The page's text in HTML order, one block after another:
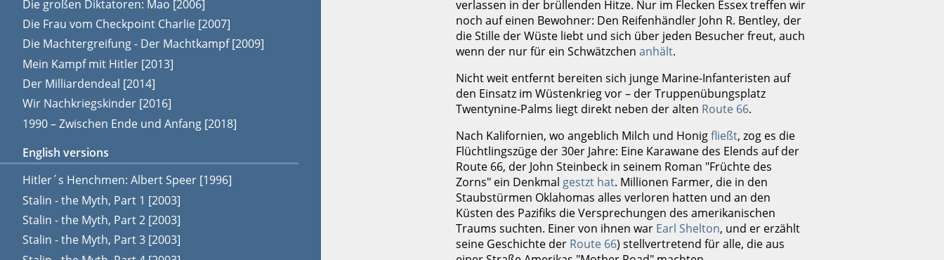
Die großen Diktatoren: Mao [2006]
Die Frau vom Checkpoint Charlie [2007]
Die Machtergreifung - Der Machtkampf [2009]
Mein Kampf mit Hitler [2013]
Der Milliardendeal [2014]
Wir Nachkriegskinder [2016]
1990 – Zwischen Ende und Anfang [2018]
English versions
Hitler´s Henchmen: Albert Speer [1996]
Stalin - the Myth, Part 1 [2003]
Stalin - the Myth, Part 2 [2003]
Stalin - the Myth, Part 3 [2003]
verlassen in der brüllenden Hitze. Nur im Flecken Essex treffen wir
noch auf einen Bewohner: Den Reifenhändler John R. Bentley, der
die Stille der Wüste liebt und sich über jeden Besucher freut, auch
wenn der nur für ein Schwätzchen anhält.
Nicht weit entfernt bereiten sich junge Marine-Infanteristen auf
den Einsatz im Wüstenkrieg vor – der Truppenübungsplatz
Twentynine-Palms liegt direkt neben der alten Route 66.
Nach Kalifornien, wo angeblich Milch und Honigfließt, zog es die
Flüchtlingszüge der 30er Jahre: Eine Karawane des Elends auf der
Route 66, der John Steinbeck in seinem Roman "Früchte des
Zorns" ein Denkmal gestzt hat. Millionen Farmer, die in den
Staubstürmen Oklahomas alles verloren hatten und an den
Küsten des Pazifiks die Versprechungen des amerikanischen
Traums suchten. Einer von ihnen war Earl Shelton, und er erzählt
seine Geschichte der Route 66) stellvertretend für alle, die aus